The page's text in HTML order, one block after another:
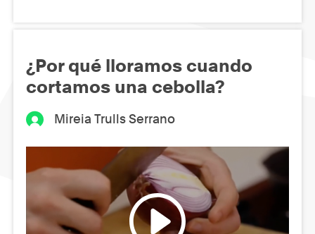
¿Por qué lloramos cuando
cortamos una cebolla?
Mireia Trulls Serrano